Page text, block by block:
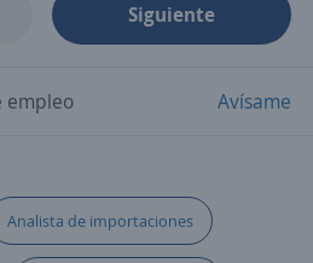
Siguiente
empleo Avísame
Analista de importaciones